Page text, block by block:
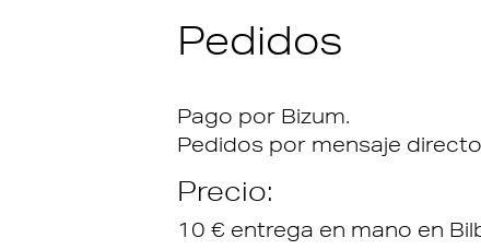
Pedidos
Pago por Bizum.
Pedidos por mensaje
Precio:
10 € entrega en mano en